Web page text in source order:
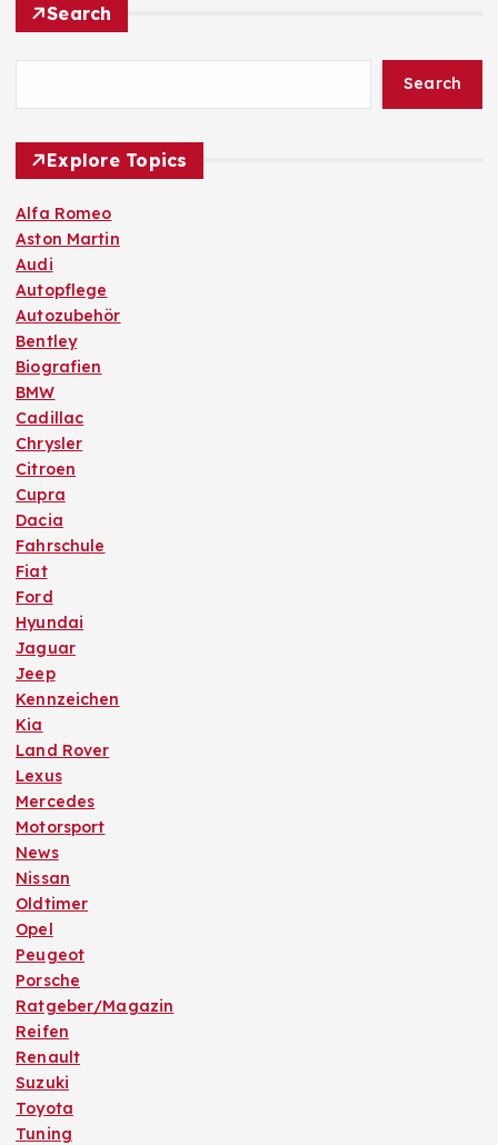
Search
Search
Explore Topics
Alfa Romeo
Aston Martin
Audi
Autopflege
Autozubehör
Bentley
Biografien
BMW
Cadillac
Chrysler
Citroen
Cupra
Dacia
Fahrschule
Fiat
Ford
Hyundai
Jaguar
Jeep
Kennzeichen
Kia
Land Rover
Lexus
Mercedes
Motorsport
News
Nissan
Oldtimer
Opel
Peugeot
Porsche
Ratgeber/Magazin
Reifen
Renault
Suzuki
Toyota
Tuning